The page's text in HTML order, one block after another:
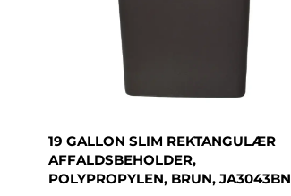
19 GALLON SLIM REKTANGULÆR
AFFALDSBEHOLDER,
POLYPROPYLEN, BRUN, JA3043BN